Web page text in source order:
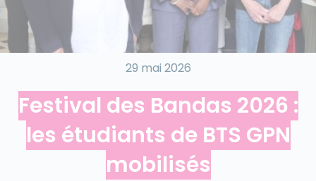
29 mai 2026
Festival des Bandas 2026 :
les étudiants de BTS GPN
mobilisés